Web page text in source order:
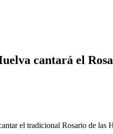
cantará el
el tradicional Rosario de las